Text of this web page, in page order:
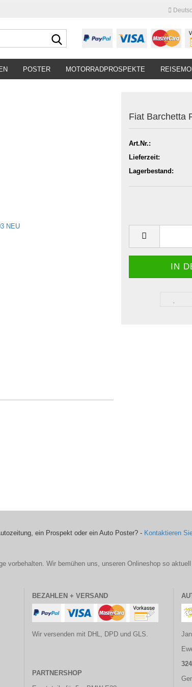
Suche...
POSTER MOTORRADPROSPEKTE
Fiat Barchetta
Art.Nr.:
Lieferzeit:
Lagerbestand:
ein Prospekt oder ein Auto Poster? - Kontaktieren
vorbehalten. Wir bemühen uns, unseren Onlineshop so
BEZAHLEN + VERSAND
Wir versenden mit DHL, DPD und GLS.
PARTNERSHOP